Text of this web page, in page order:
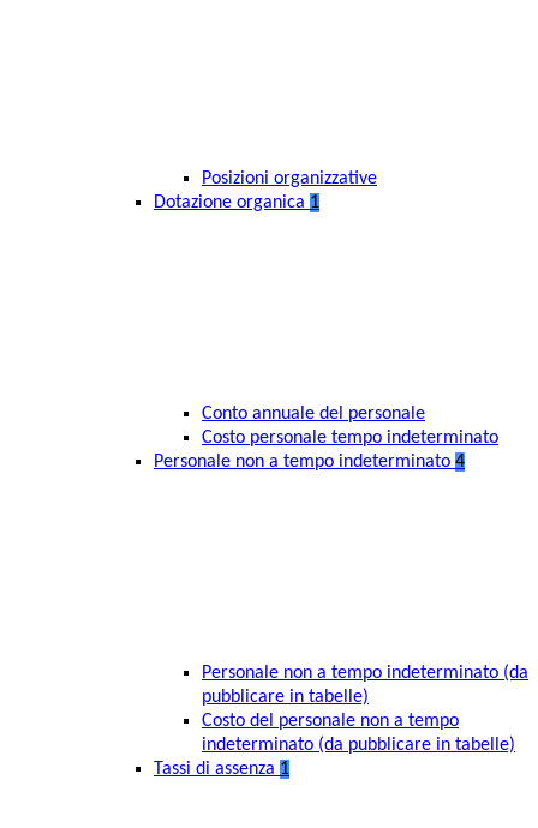
Posizioni organizzative
Dotazione organica 1
Conto annuale del personale
Costo personale tempo indeterminato
Personale non a tempo indeterminato 4
Personale non a tempo indeterminato (da
pubblicare in tabelle)
Costo del personale non a tempo
indeterminato (da pubblicare in tabelle)
Tassi di assenza 1